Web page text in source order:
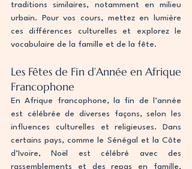
traditions similaires, notamment en milieu
urbain. Pour vos cours, mettez en lumière
ces différences culturelles et explorez le
vocabulaire de la famille et de la fête.
Les Fêtes de Fin d’Année en Afrique
Francophone
En Afrique francophone, la fin de l’année
est célébrée de diverses façons, selon les
influences culturelles et religieuses. Dans
certains pays, comme le Sénégal et la Côte
d’Ivoire, Noël est célébré avec des
rassemblements et des repas en famille,